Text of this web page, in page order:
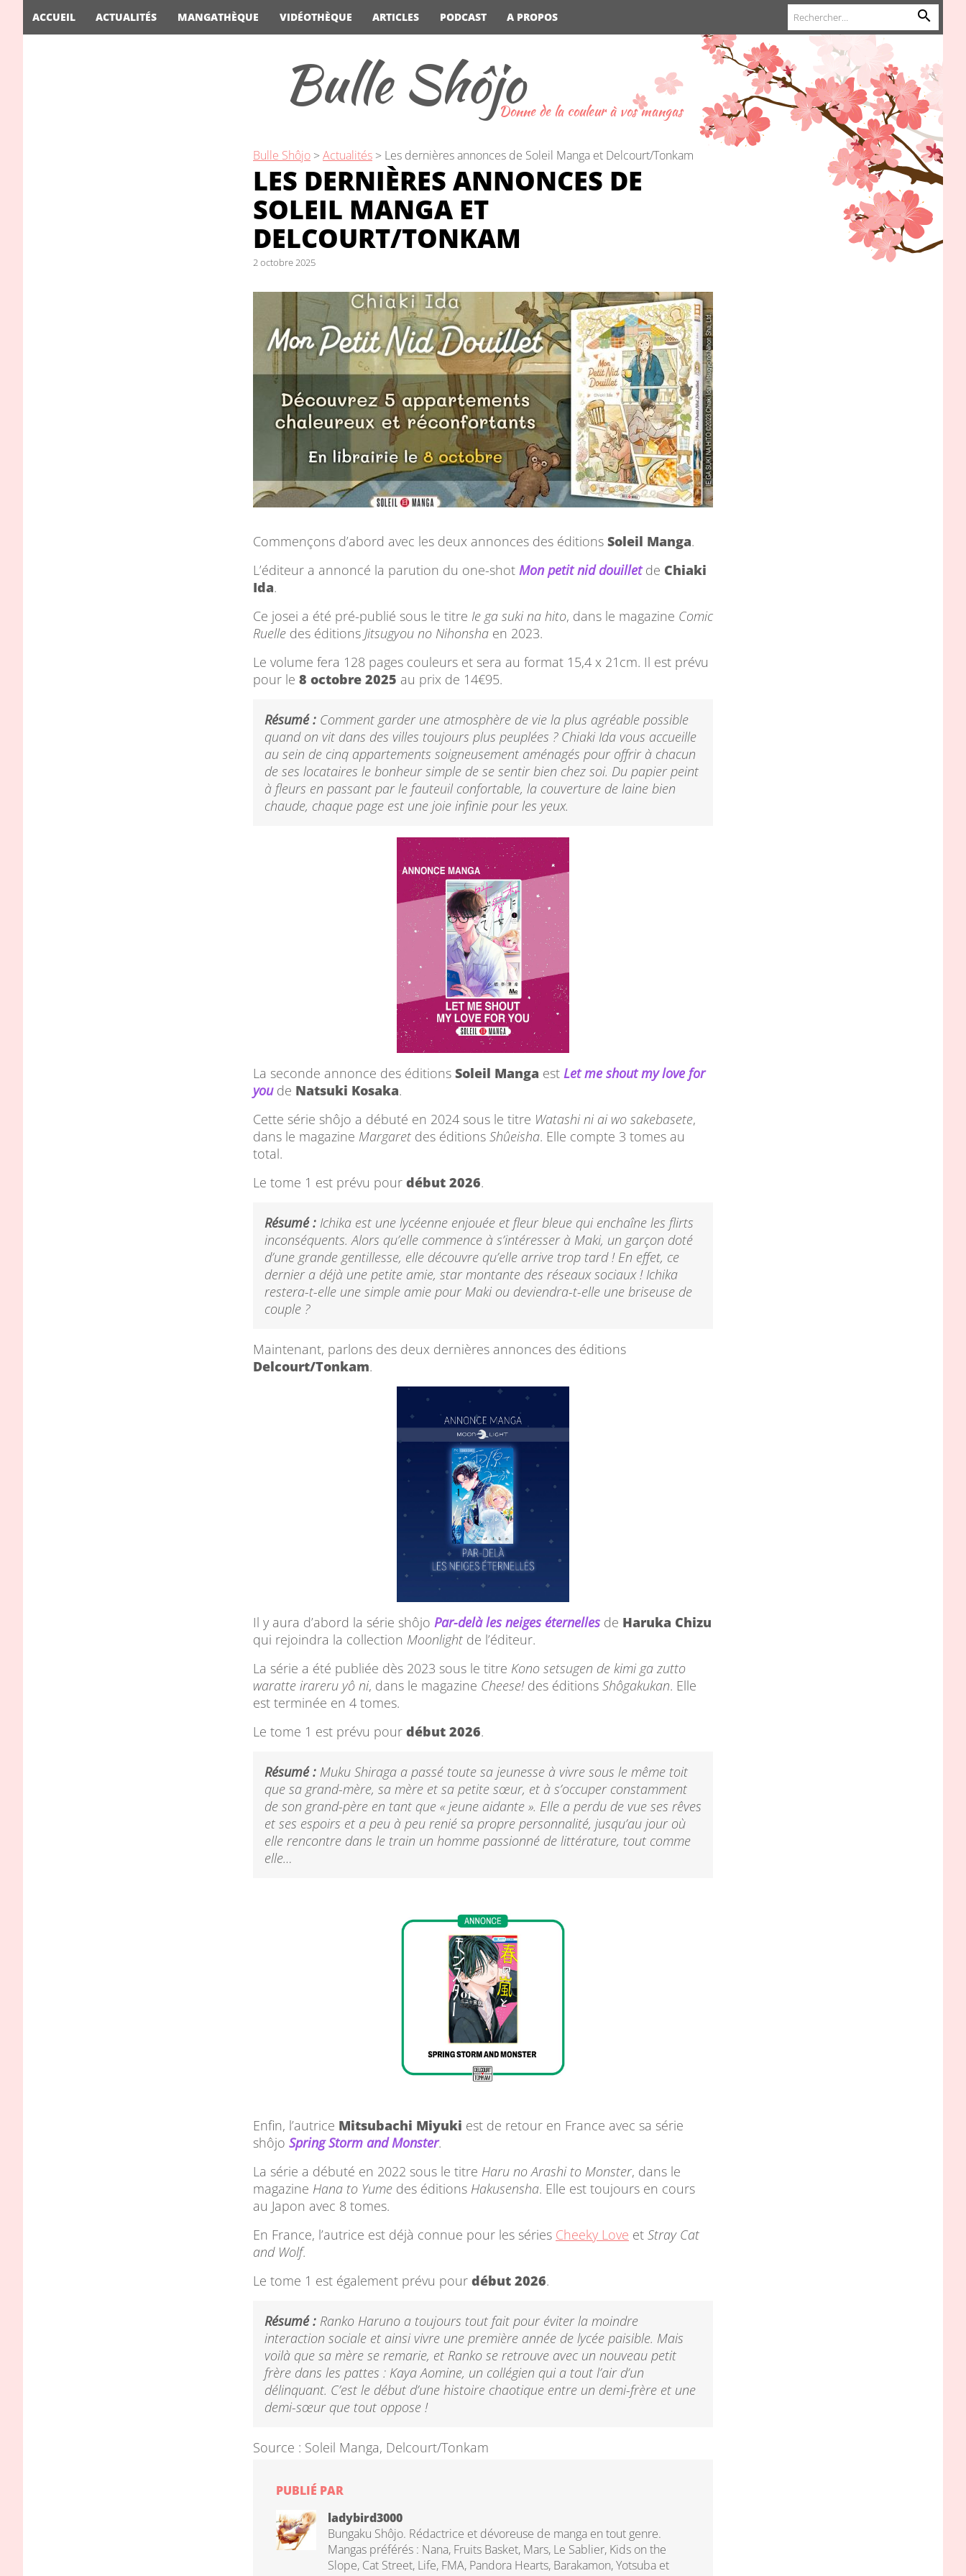
Bulle ShôjoDonne de la couleur à vos mangas
ACCUEIL ACTUALITÉS MANGATHÈQUE VIDÉOTHÈQUE ARTICLES PODCAST A PROPOS
Bulle Shôjo >Actualités > Les dernières annonces de Soleil Manga et Delcourt/Tonkam
LES DERNIÈRES ANNONCES DE
SOLEIL MANGA ET
DELCOURT/TONKAM
2 octobre 2025
Commençons d’abord avec les deux annonces des éditions Soleil Manga.
L’éditeur a annoncé la parution du one-shot Mon petit nid douilletde Chiaki
Ida.
Ce josei a été pré-publié sous le titre Ie ga suki na hito, dans le magazine Comic
Ruelle des éditions Jitsugyou no Nihonsha en 2023.
Le volume fera 128 pages couleurs et sera au format 15,4 x 21cm. Il est prévu
pour le 8 octobre 2025 au prix de 14€95.
Résumé : Comment garder une atmosphère de vie la plus agréable possible
quand on vit dans des villes toujours plus peuplées ? Chiaki Ida vous accueille
au sein de cinq appartements soigneusement aménagés pour offrir à chacun
de ses locataires le bonheur simple de se sentir bien chez soi. Du papier peint
à fleurs en passant par le fauteuil confortable, la couverture de laine bien
chaude, chaque page est une joie infinie pour les yeux.
La seconde annonce des éditions Soleil Manga est Let me shout my love for
youde Natsuki Kosaka.
Cette série shôjo a débuté en 2024 sous le titre Watashi ni ai wo sakebasete,
dans le magazine Margaret des éditions Shûeisha. Elle compte 3 tomes au
total.
Le tome 1 est prévu pour début 2026.
Résumé : Ichika est une lycéenne enjouée et fleur bleue qui enchaîne les flirts
inconséquents. Alors qu’elle commence à s’intéresser à Maki, un garçon doté
d’une grande gentillesse, elle découvre qu’elle arrive trop tard ! En effet, ce
dernier a déjà une petite amie, star montante des réseaux sociaux ! Ichika
restera-t-elle une simple amie pour Maki ou deviendra-t-elle une briseuse de
couple ?
Maintenant, parlons des deux dernières annonces des éditions
Delcourt/Tonkam.
Il y aura d’abord la série shôjo Par-delà les neiges éternelles de Haruka Chizu
qui rejoindra la collection Moonlight de l’éditeur.
La série a été publiée dès 2023 sous le titre Kono setsugen de kimi ga zutto
waratte irareru yô ni, dans le magazine Cheese!des éditions Shôgakukan. Elle
est terminée en 4 tomes.
Le tome 1 est prévu pour début 2026.
Résumé : Muku Shiraga a passé toute sa jeunesse à vivre sous le même toit
que sa grand-mère, sa mère et sa petite sœur, et à s’occuper constamment
de son grand-père en tant que « jeune aidante ». Elle a perdu de vue ses rêves
et ses espoirs et a peu à peu renié sa propre personnalité, jusqu’au jour où
elle rencontre dans le train un homme passionné de littérature, tout comme
elle…
Enfin, l’autrice Mitsubachi Miyuki est de retour en France avec sa série
shôjo Spring Storm and Monster.
La série a débuté en 2022 sous le titre Haru no Arashi to Monster, dans le
magazine Hana to Yume des éditions Hakusensha. Elle est toujours en cours
au Japon avec 8 tomes.
En France, l’autrice est déjà connue pour les séries Cheeky Love et Stray Cat
and Wolf.
Le tome 1 est également prévu pour début 2026.
Résumé : Ranko Haruno a toujours tout fait pour éviter la moindre
interaction sociale et ainsi vivre une première année de lycée paisible. Mais
voilà que sa mère se remarie, et Ranko se retrouve avec un nouveau petit
frère dans les pattes : Kaya Aomine, un collégien qui a tout l’air d’un
délinquant. C’est le début d’une histoire chaotique entre un demi-frère et une
demi-sœur que tout oppose !
Source : Soleil Manga, Delcourt/Tonkam
PUBLIÉ PAR
ladybird3000
Bungaku Shôjo. Rédactrice et dévoreuse de manga en tout genre.
Mangas préférés : Nana, Fruits Basket, Mars, Le Sablier, Kids on the
Slope, Cat Street, Life, FMA, Pandora Hearts, Barakamon, Yotsuba et